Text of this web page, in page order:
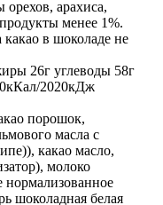
арахиса,
менее 1%.
какао в шоколаде не
26г углеводы 58г
2020кДж
порошок,
масла с
какао масло,
молоко
нормализованное
шоколадная белая